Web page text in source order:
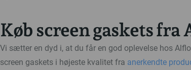
Køb screen gaskets fra
Vi sætter en dyd i, at du får en god oplevelse hos
screen gaskets i højeste kvalitet fra anerkendte